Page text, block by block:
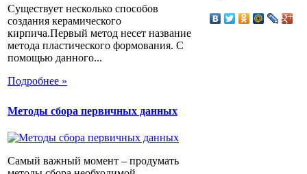
Существует несколько способов
создания керамического
кирпича.Первый метод несет название
метода пластического формования. С
помощью данного...
Подробнее »
Методы сбора первичных данных
Самый важный момент – продумать